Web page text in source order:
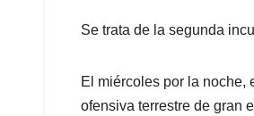
Se trata de la segunda
El miércoles por la noche,
ofensiva terrestre de gran